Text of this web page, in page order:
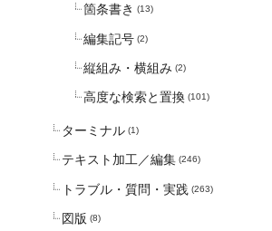
箇条書き (13)
編集記号 (2)
縦組み・横組み (2)
高度な検索と置換 (101)
ターミナル (1)
テキスト加工／編集 (246)
トラブル・質問・実践 (263)
図版 (8)